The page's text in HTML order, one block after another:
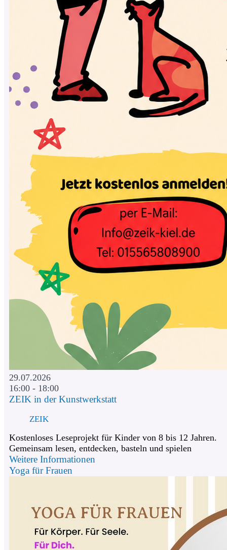
29.07.2026
16:00 - 18:00
ZEIK in der Kunstwerkstatt
ZEIK
Kostenloses Leseprojekt für Kinder von 8 bis 12 Jahren.
Gemeinsam lesen, entdecken, basteln und spielen
Weitere Informationen
Yoga für Frauen